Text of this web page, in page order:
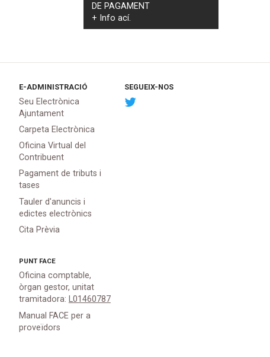
DE PAGAMENT
+ Infoací.
E-ADMINISTRACIÓ
Seu Electrònica
Ajuntament
Carpeta Electrònica
Oficina Virtual del
Contribuent
Pagament de tributs i
tases
Tauler d'anuncis i
edictes electrònics
Cita Prèvia
PUNT FACE
Oficina comptable,
òrgan gestor, unitat
tramitadora: L01460787
Manual FACE per a
proveïdors
SEGUEIX-NOS